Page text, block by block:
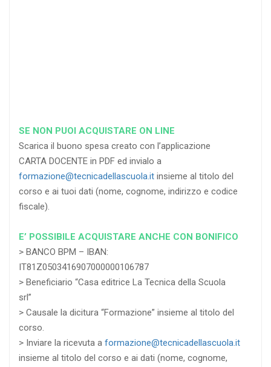
SE NON PUOI ACQUISTARE ON LINE
Scarica il buono spesa creato con l’applicazione
CARTA DOCENTE in PDF ed invialo a
formazione@tecnicadellascuola.it insieme al titolo del
corso e ai tuoi dati (nome, cognome, indirizzo e codice
fiscale).
E’ POSSIBILE ACQUISTARE ANCHE CON BONIFICO
> BANCO BPM – IBAN:
IT81Z0503416907000000106787
> Beneficiario “Casa editrice La Tecnica della Scuola
srl”
> Causale la dicitura “Formazione” insieme al titolo del
corso.
> Inviare la ricevuta a formazione@tecnicadellascuola.it
insieme al titolo del corso e ai dati (nome, cognome,